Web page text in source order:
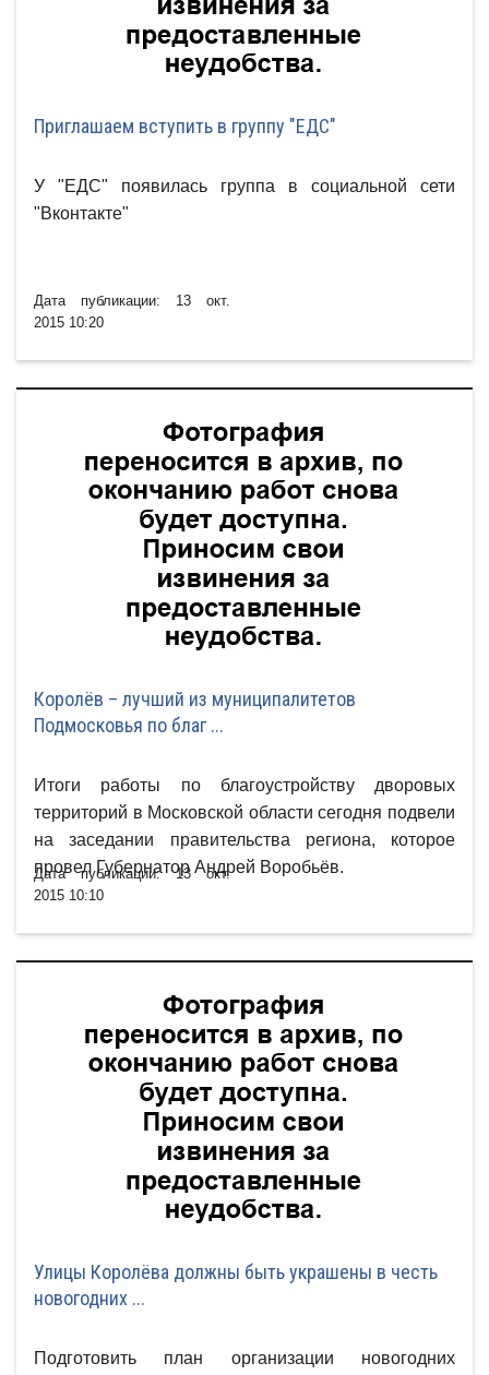
Приглашаем вступить в группу "ЕДС"
У "ЕДС" появилась группа в социальной сети
"Вконтакте"
Дата публикации: 13 окт.
2015 10:20
Королёв – лучший из муниципалитетов
Подмосковья по благ ...
Итоги работы по благоустройству дворовых
территорий в Московской области сегодня подвели
на заседании правительства региона, которое
провел Губернатор Андрей Воробьёв.
Дата публикации: 13 окт.
2015 10:10
Улицы Королёва должны быть украшены в честь
новогодних ...
Подготовить план организации новогодних